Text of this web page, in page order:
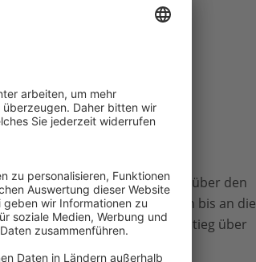
des Großvenedigers, über den
abgeschliffenes Gestein bis an die
Nationalparkranger. Abstieg über